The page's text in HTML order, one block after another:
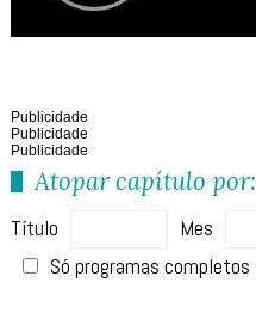
Publicidade
Publicidade
Publicidade
Atopar capítulo por:
Título Mes
Só programas completos